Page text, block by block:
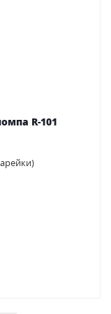
R-101